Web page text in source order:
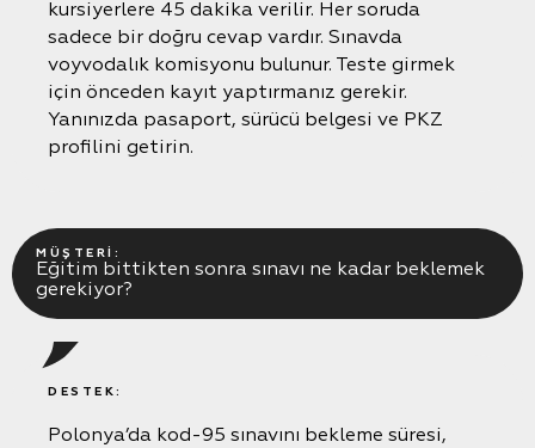
kursiyerlere 45 dakika verilir. Her soruda
sadece bir doğru cevap vardır. Sınavda
voyvodalık komisyonu bulunur. Teste girmek
için önceden kayıt yaptırmanız gerekir.
Yanınızda pasaport, sürücü belgesi ve PKZ
profilini getirin.
MÜŞTERI:
Eğitim bittikten sonra sınavı ne kadar beklemek
gerekiyor?
DESTEK:
Polonya’da kod-95 sınavını bekleme süresi,